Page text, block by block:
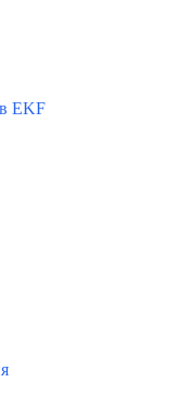
EKF